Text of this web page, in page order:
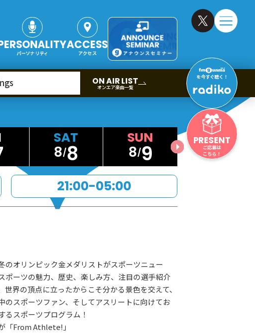
ON AIR LIST
オンエア楽曲一覧
パーソナリティ
ACCESS
アクセス
を今すぐ聴く！
PRESENT
ご応募は
こちら！
8 8 8 9
21:00-05:00
のオリンピック金メダリストがスポーツニュー
ポーツの魅力、歴史、楽しみ方、注目の選手紹介
世界の頂点に立ったからこそ分かる景色を交えて、
のスポーツファン、そしてアスリートに向けてお
るスポーツプログラム！
「From Athlete!」